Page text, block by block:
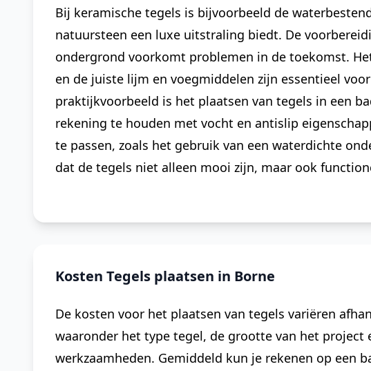
Bij keramische tegels is bijvoorbeeld de
natuursteen een luxe uitstraling biedt. De
ondergrond voorkomt problemen in de toekomst.
en de juiste lijm en voegmiddelen zijn essentieel
praktijkvoorbeeld is het plaatsen van tegels in een
rekening te houden met vocht en antislip
te passen, zoals het gebruik van een waterdichte
dat de tegels niet alleen mooi zijn, maar ook
Kosten Tegels plaatsen in Borne
De kosten voor het plaatsen van tegels variëren
waaronder het type tegel, de grootte van het project
werkzaamheden. Gemiddeld kun je rekenen op een